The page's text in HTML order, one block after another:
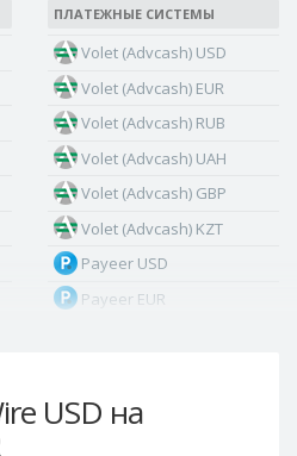
USD на
ПЛАТЕЖНЫЕ СИСТЕМЫ
Volet (Advcash) USD
Volet (Advcash) EUR
Volet (Advcash) RUB
Volet (Advcash) UAH
Volet (Advcash) GBP
Volet (Advcash) KZT
Payeer USD
Payeer EUR
Payeer Tether ERC20
(USDT)